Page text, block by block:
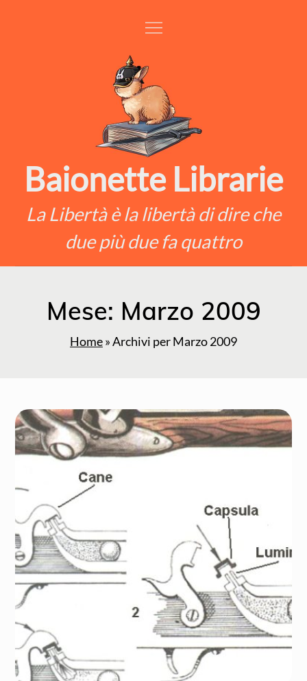
Baionette Librarie
La Libertà è la libertà di dire che
due più due fa quattro
Mese: Marzo 2009
Home»Archivi per Marzo 2009